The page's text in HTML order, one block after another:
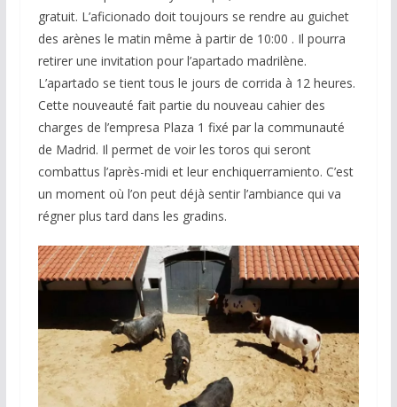
gratuit. L’aficionado doit toujours se rendre au guichet
des arènes le matin même à partir de 10:00 . Il pourra
retirer une invitation pour l’apartado madrilène.
L’apartado se tient tous le jours de corrida à 12 heures.
Cette nouveauté fait partie du nouveau cahier des
charges de l’empresa Plaza 1 fixé par la communauté
de Madrid. Il permet de voir les toros qui seront
combattus l’après-midi et leur enchiquerramiento. C’est
un moment où l’on peut déjà sentir l’ambiance qui va
régner plus tard dans les gradins.